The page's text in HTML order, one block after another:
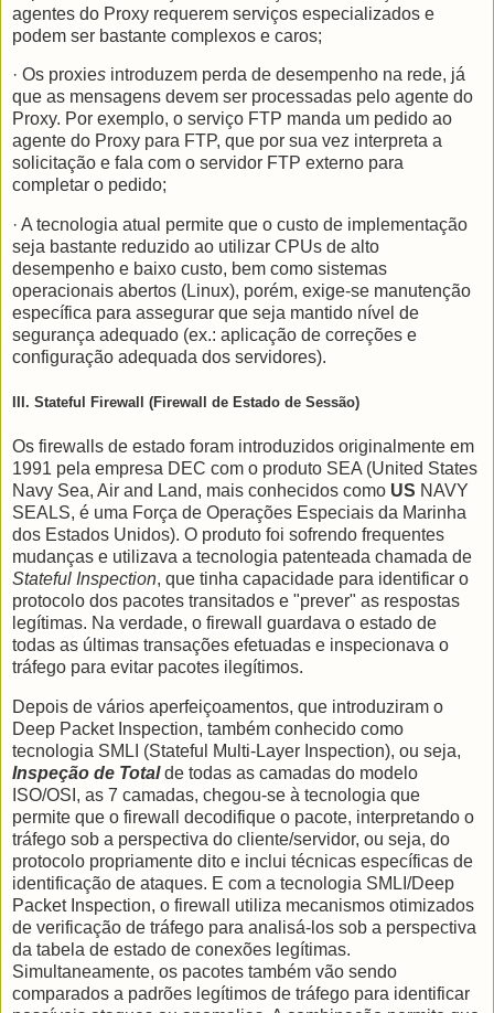
agentes do Proxy requerem serviços especializados e
podem ser bastante complexos e caros;
· Os proxies introduzem perda de desempenho na rede, já
que as mensagens devem ser processadas pelo agente do
Proxy. Por exemplo, o serviço FTP manda um pedido ao
agente do Proxy para FTP, que por sua vez interpreta a
solicitação e fala com o servidor FTP externo para
completar o pedido;
· A tecnologia atual permite que o custo de implementação
seja bastante reduzido ao utilizar CPUs de alto
desempenho e baixo custo, bem como sistemas
operacionais abertos (Linux), porém, exige-se manutenção
específica para assegurar que seja mantido nível de
segurança adequado (ex.: aplicação de correções e
configuração adequada dos servidores).
III. Stateful Firewall (Firewall de Estado de Sessão)
Os firewalls de estado foram introduzidos originalmente em
1991 pela empresa DEC com o produto SEA (United States
Navy Sea, Air and Land, mais conhecidos como US NAVY
SEALS, é uma Força de Operações Especiais da Marinha
dos Estados Unidos). O produto foi sofrendo frequentes
mudanças e utilizava a tecnologia patenteada chamada de
Stateful Inspection, que tinha capacidade para identificar o
protocolo dos pacotes transitados e "prever" as respostas
legítimas. Na verdade, o firewall guardava o estado de
todas as últimas transações efetuadas e inspecionava o
tráfego para evitar pacotes ilegítimos.
Depois de vários aperfeiçoamentos, que introduziram o
Deep Packet Inspection, também conhecido como
tecnologia SMLI (Stateful Multi-Layer Inspection), ou seja,
Inspeção de Totalde todas as camadas do modelo
ISO/OSI, as 7 camadas, chegou-se à tecnologia que
permite que o firewall decodifique o pacote, interpretando o
tráfego sob a perspectiva do cliente/servidor, ou seja, do
protocolo propriamente dito e inclui técnicas específicas de
identificação de ataques. E com a tecnologia SMLI/Deep
Packet Inspection, o firewall utiliza mecanismos otimizados
de verificação de tráfego para analisá-los sob a perspectiva
da tabela de estado de conexões legítimas.
Simultaneamente, os pacotes também vão sendo
comparados a padrões legítimos de tráfego para identificar